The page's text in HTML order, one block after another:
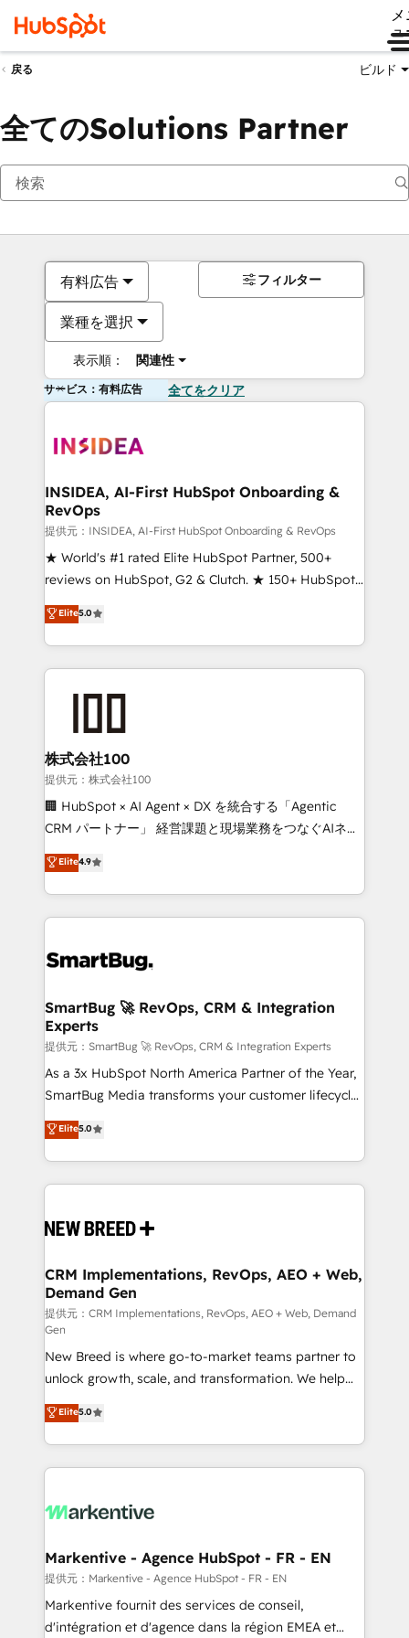
ュ
戻る ビルド
全てのSolutions Partner
有料広告
業種を選択
表示順： 関連性
フィルター
サービス：有料広告 全てをクリア
INSIDEA, AI-First HubSpot Onboarding &
RevOps
提供元：INSIDEA, AI-First HubSpot Onboarding & RevOps
★ World's #1 rated Elite HubSpot Partner, 500+
reviews on HubSpot, G2 & Clutch. ★ 150+ HubSpot
Certified Experts & Trainers across the team ★
1,500+ implementations across five continents ★ AI-
First, RevOps-led, Onboarding obsessed ★
Company of the Year 2024/25 INSIDEA helps
and build AI-powered workflows that drive adoption
from week one, in your time zone. What we do ➤
Onboarding: Live in weeks, with workflows built
around your business, not a template. ➤ Migration:
Move from any legacy CRM. Zero downtime, full data
run your revenue process. Sales, marketing, and
service wired together. ➤ AI and Integrations: Layer
tune-ups, feature rollouts, adoption coaching. Buying
HubSpot, switching to it, or reviving a stale portal?
We are built for the work.
Elite5.0
株式会社100
提供元：株式会社100
🏢 HubSpot × AI Agent × DX を統合する「Agentic
CRM パートナー」 経営課題と現場業務をつなぐAIネイ
ティブ・エージェンシーとして、HubSpot Eliteの実装
力で顧客フロント業務を再設計します。 💡 100inc は何
をする会社か？ HubSpotを共通基盤に、AIエージェン
トを組み込んだ顧客フロント業務（マーケティング・営
ィブ・エージェンシーです。事業部・グループ会社・部
を、CRMを軸とした全社共通基盤に再構築します。意
思決定者・PMO・現場担当者に並走します。 1️⃣
HubSpot導入・活用支援 顧客データの一元化から、
GTMの見える化・自動化まで。全Hub統合運用、デー
タ品質設計、グループ横断のCRM統合に対応します。
の一部をAIが自律実行する組織への移行を設計・実装。
Breeze・Claude等をHubSpotと連携させ、役割定義・
革を、構想から実装・定着までPMOとして主導。「設
の統合・浸透・変革管理を実行します。 ▸ CMS戦略設
計・構築：リード獲得・CVR・SEOを前提にした情報設
計・導線設計・テンプレート設計をContent Hubで一体
提供。 ▸ 既存CRM・MAからの移行支援：Salesforce・
Marketo・Pardot等からの移行、カスタム設計、履歴
データ移行と活用設計まで。 ▸ AEO対応：ChatGPT・
ンツとサイト構造を最適化。 🏆 なぜ100incを選ぶの
か？ ✓ HubSpot Eliteパートナー認定 ✓ HubSpotアワ
ード受賞・HUGリーダー ✓ ISO27001:2022 /
HubSpot大百科 出版 CRM・AI活用に関するご相談、現
せください。
Elite4.9
SmartBug 🚀 RevOps, CRM & Integration
Experts
提供元：SmartBug 🚀 RevOps, CRM & Integration Experts
As a 3x HubSpot North America Partner of the Year,
SmartBug Media transforms your customer lifecycle
into a revenue engine. Our unified ecosystem
includes specialized divisions Globalia (AI &
Software) and Point Success Media (Paid Media),
making this the official home for all three brands. 🔄
and system integrations powered by Globalia’s
trainers to drive platform adoption. 📈 Revenue
Generation - Full-funnel marketing and high-
performance advertising via Point Success Media. -
Expert deployment of Breeze AI and custom agents
to automate growth. 🏆 Elite Excellence - 8 platform
accreditations and deep HIPAA-compliance
expertise. - A team of 250+ experts dedicated to
your resilient growth.
Elite5.0
CRM Implementations, RevOps, AEO + Web,
Demand Gen
提供元：CRM Implementations, RevOps, AEO + Web, Demand
Gen
New Breed is where go-to-market teams partner to
unlock growth, scale, and transformation. We help
companies activate HubSpot’s AI-powered
customer platform and operationalize HubSpot’s
Loop Marketing framework through expert-led
services, smart agents, and purpose-built apps,
results, fast. ⚙️CRM & RevOps: Align all Hubs to your
🎯Demand Gen & ABM: Drive pipeline with inbound,
ABM, AEO, SEO, & paid media. 👩‍💻Web Design:
Build high-performing websites with UX, messaging,
& conversion strategy that drive results. 🤖AI
Elite5.0
Markentive - Agence HubSpot - FR - EN
提供元：Markentive - Agence HubSpot - FR - EN
Markentive fournit des services de conseil,
d'intégration et d'agence dans la région EMEA et